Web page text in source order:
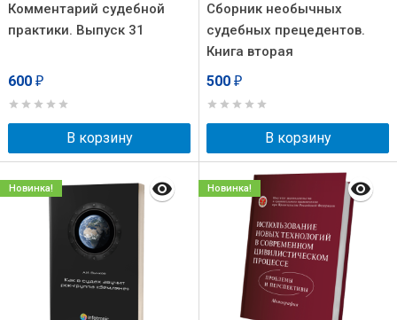
Комментарий судебной
практики. Выпуск 31
600 ₽
В корзину
Сборник необычных
судебных прецедентов.
Книга вторая
500 ₽
В корзину
Новинка! Новинка!